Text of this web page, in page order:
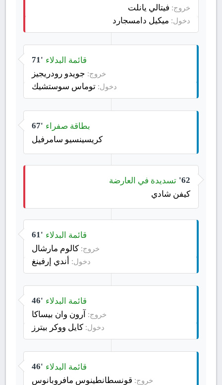
خروج: فيتالي يانلت
دخول: ميكيل دامسجارد
71' قائمة البدلاء
خروج: جويدو رودريجيز
دخول: توماس سوستشيك
67' بطاقة صفراء
كريسينسيو سامرفيل
62' تسديدة في العارضة
كيفن شادي
61' قائمة البدلاء
خروج: كالوم مارشال
دخول: أندي إرفينغ
46' قائمة البدلاء
خروج: آرون وان بيساكا
دخول: كايل ووكر بيترز
46' قائمة البدلاء
خروج: قونسطانطينوس مافروبانوس